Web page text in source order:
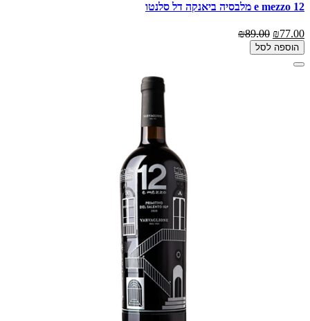
12 e mezzo מלבסיה ביאנקה דל סלנטו
₪77.00
₪89.00
הוספה לסל